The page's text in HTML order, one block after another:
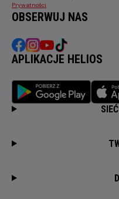
Prywatności
OBSERWUJ NAS
APLIKACJE HELIOS